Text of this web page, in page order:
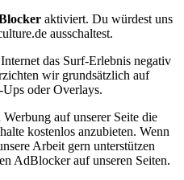
aktiviert. Du würdest uns
ausschaltest.
das Surf-Erlebnis negativ
wir grundsätzlich auf
oder Overlays.
auf unserer Seite die
kostenlos anzubieten. Wenn
Arbeit gern unterstützen
AdBlocker auf unseren Seiten.